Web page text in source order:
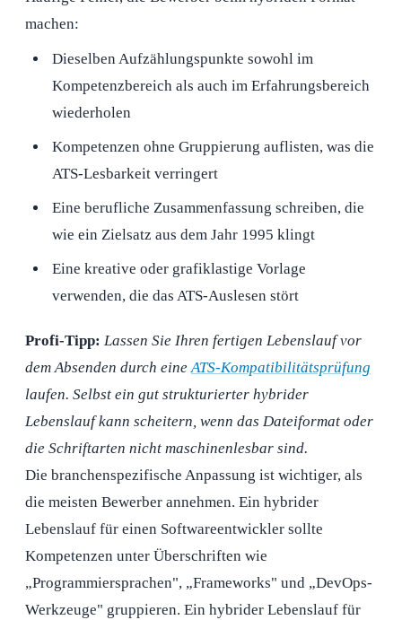
machen:
Dieselben Aufzählungspunkte sowohl im
Kompetenzbereich als auch im Erfahrungsbereich
wiederholen
Kompetenzen ohne Gruppierung auflisten, was die
ATS-Lesbarkeit verringert
Eine berufliche Zusammenfassung schreiben, die
wie ein Zielsatz aus dem Jahr 1995 klingt
Eine kreative oder grafiklastige Vorlage
verwenden, die das ATS-Auslesen stört
Profi-Tipp: Lassen Sie Ihren fertigen Lebenslauf vor
dem Absenden durch eineATS-Kompatibilitätsprüfung
laufen. Selbst ein gut strukturierter hybrider
Lebenslauf kann scheitern, wenn das Dateiformat oder
die Schriftarten nicht maschinenlesbar sind.
Die branchenspezifische Anpassung ist wichtiger, als
die meisten Bewerber annehmen. Ein hybrider
Lebenslauf für einen Softwareentwickler sollte
Kompetenzen unter Überschriften wie
„Programmiersprachen", „Frameworks" und „DevOps-
Werkzeuge" gruppieren. Ein hybrider Lebenslauf für